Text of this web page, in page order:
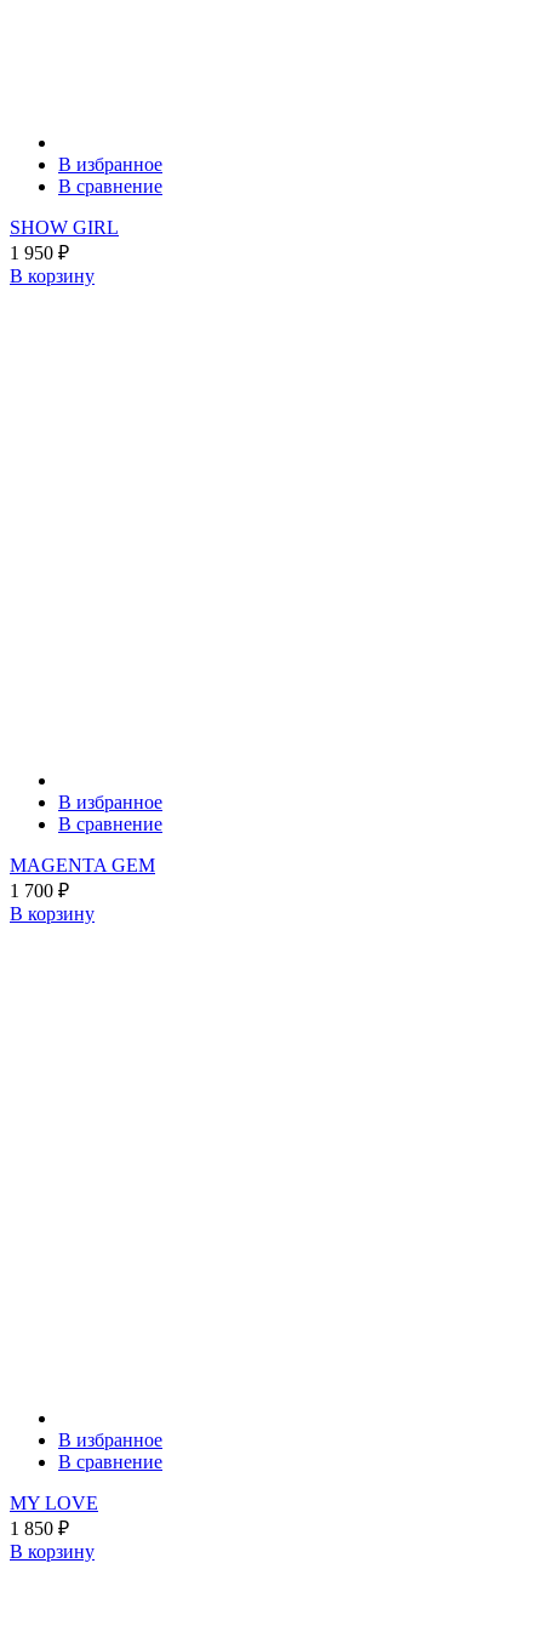
В избранное
В сравнение
SHOW GIRL
1 950 ₽
В корзину
В избранное
В сравнение
MAGENTA GEM
1 700 ₽
В корзину
В избранное
В сравнение
MY LOVE
1 850 ₽
В корзину